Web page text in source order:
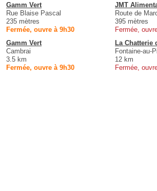
Gamm Vert
Rue Blaise Pascal
235 mètres
Fermée, ouvre à 9h30
JMT
Route de
395 mètres
Fermée,
Gamm Vert
Cambrai
3.5 km
Fermée, ouvre à 9h30
La Chatterie
Fontaine-au-
12 km
Fermée,